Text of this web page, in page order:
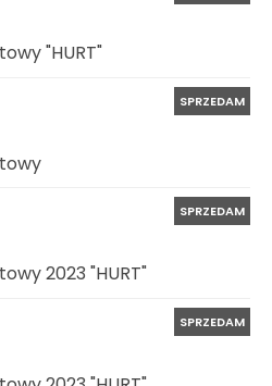
"HURT"
SPRZEDAM
SPRZEDAM
2023 "HURT"
SPRZEDAM